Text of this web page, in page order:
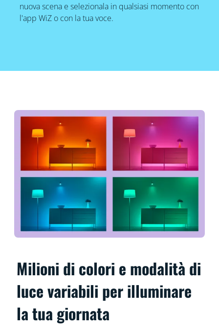
nuova scena e selezionala in qualsiasi momento con
l'app WiZ o con la tua voce.
Milioni di colori e modalità di
luce variabili per illuminare
la tua giornata